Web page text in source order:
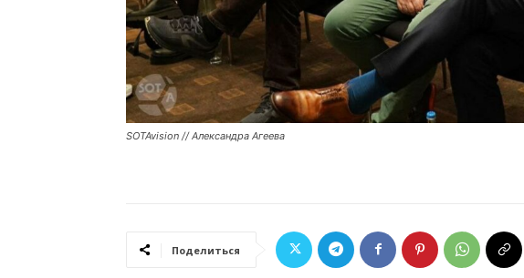
SOTAvision // Александра Агеева
Поделиться